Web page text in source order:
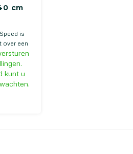
cm
is
over een
een
kunt u